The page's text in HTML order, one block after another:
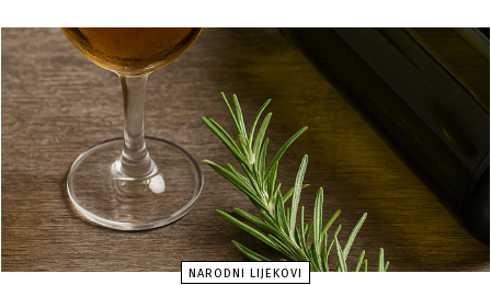
NARODNI LIJEKOVI